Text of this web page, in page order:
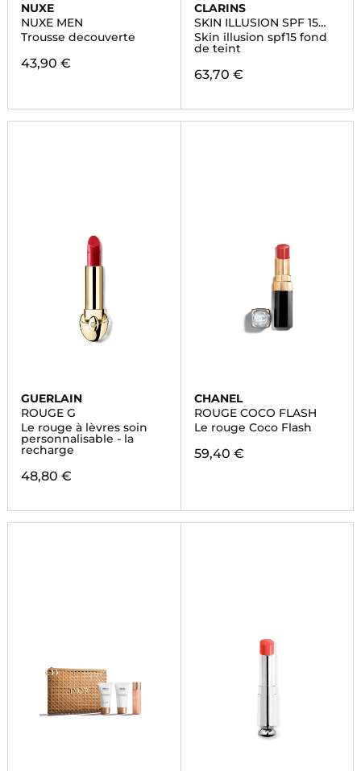
NUXE
NUXE MEN
Trousse decouverte
43,90 €
CLARINS
SKIN ILLUSION SPF 15
30ML
Skin illusion spf15 fond
de teint
63,70 €
GUERLAIN
ROUGE G
Le rouge à lèvres soin
personnalisable - la
recharge
48,80 €
CHANEL
ROUGE COCO FLASH
Le rouge Coco Flash
59,40 €